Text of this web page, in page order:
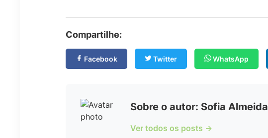
Compartilhe:
Facebook Twitter WhatsApp
Sobre o autor: Sofia Almeida
Ver todos os posts →